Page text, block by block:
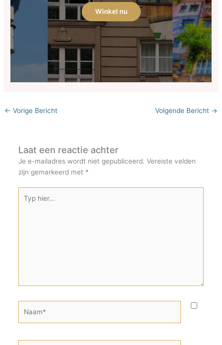
Winkel nu
← Vorige Bericht Volgende Bericht →
Laat een reactie achter
Je e-mailadres wordt niet gepubliceerd. Vereiste velden
zijn gemarkeerd met *
hier...